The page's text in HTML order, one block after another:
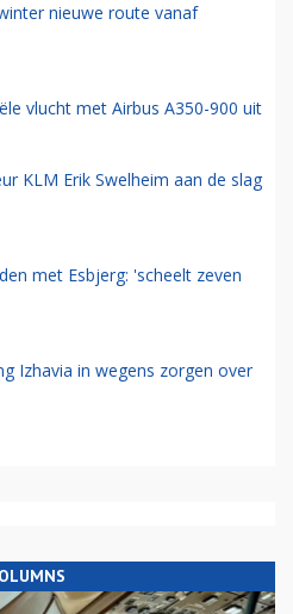
nieuwe route vanaf
vlucht met Airbus A350-900 uit
KLM Erik Swelheim aan de slag
met Esbjerg: 'scheelt zeven
Izhavia in wegens zorgen over